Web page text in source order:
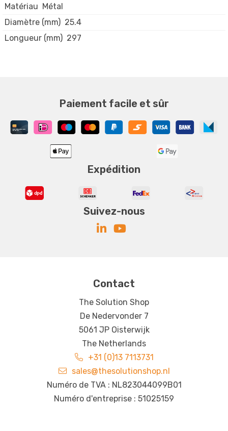
Matériau Métal
Diamètre (mm) 25.4
Longueur (mm) 297
Paiement facile et sûr
Expédition
Suivez-nous
Contact
The Solution Shop
De Nedervonder 7
5061 JP Oisterwijk
The Netherlands
+31 (0)13 7113731
sales@thesolutionshop.nl
Numéro de TVA : NL823044099B01
Numéro d'entreprise : 51025159